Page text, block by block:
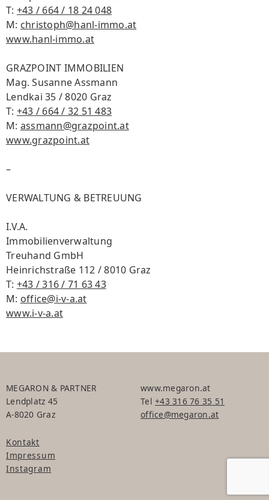
T: +43 / 664 / 18 24 048
M: christoph@hanl-immo.at
www.hanl-immo.at
GRAZPOINT IMMOBILIEN
Mag. Susanne Assmann
Lendkai 35 / 8020 Graz
T: +43 / 664 / 32 51 483
M: assmann@grazpoint.at
www.grazpoint.at
–
VERWALTUNG & BETREUUNG
I.V.A.
Immobilienverwaltung
Treuhand GmbH
Heinrichstraße 112 / 8010 Graz
T: +43 / 316 / 71 63 43
M: office@i-v-a.at
www.i-v-a.at
MEGARON & PARTNER
Lendplatz 45
A-8020 Graz
www.megaron.at
Tel +43 316 76 35 51
office@megaron.at
Kontakt
Impressum
Instagram